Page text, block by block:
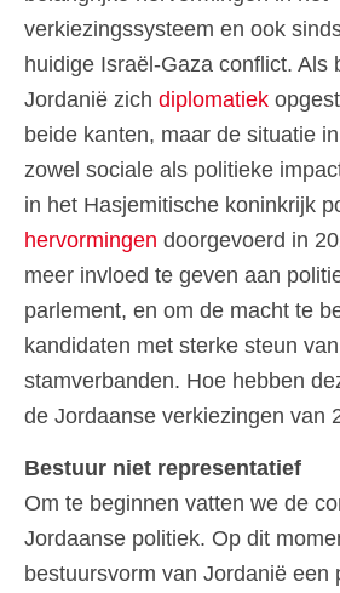
verkiezingssysteem en ook
huidige Israël-Gaza conflict. Als
Jordanië zich diplomatiek
beide kanten, maar de situatie
zowel sociale als politieke
in het Hasjemitische koninkrijk
hervormingen doorgevoerd in
meer invloed te geven aan
parlement, en om de macht te
kandidaten met sterke steun
stamverbanden. Hoe hebben
de Jordaanse verkiezingen van
Bestuur niet representatief
Om te beginnen vatten we de
Jordaanse politiek. Op dit
bestuursvorm van Jordanië een